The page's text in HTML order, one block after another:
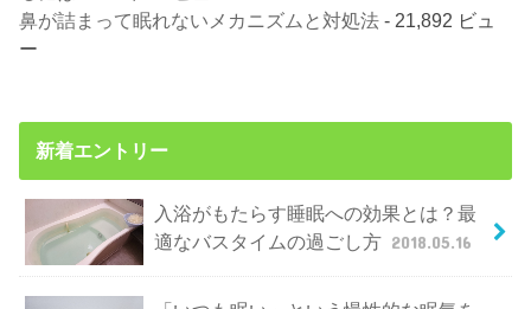
鼻が詰まって眠れないメカニズムと対処法 - 21,892 ビュ
ー
新着エントリー
入浴がもたらす睡眠への効果とは？最
適なバスタイムの過ごし方 2018.05.16